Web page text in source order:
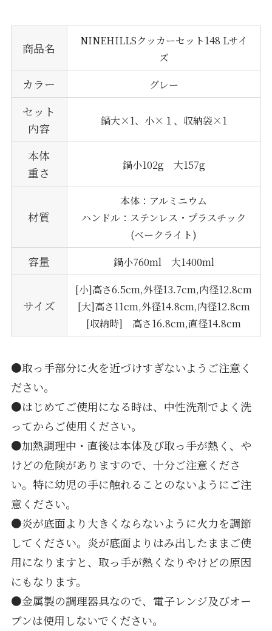
商品名
NINEHILLSクッカーセット148 Lサイ
ズ
カラー グレー
セット
内容
鍋大×1、小×１、収納袋×1
本体
重さ
鍋小102g 大157g
材質
本体：アルミニウム
ハンドル：ステンレス・プラスチック
(ベークライト)
容量 鍋小760ml 大1400ml
サイズ
[小]高さ6.5cm,外径13.7cm,内径12.8cm
[大]高さ11cm,外径14.8cm,内径12.8cm
[収納時] 高さ16.8cm,直径14.8cm
●取っ手部分に火を近づけすぎないようご注意く
ださい。
●はじめてご使用になる時は、中性洗剤でよく洗
ってからご使用ください。
●加熱調理中・直後は本体及び取っ手が熱く、や
けどの危険がありますので、十分ご注意くださ
い。特に幼児の手に触れることのないようにご注
意ください。
●炎が底面より大きくならないように火力を調節
してください。炎が底面よりはみ出したままご使
用になりますと、取っ手が熱くなりやけどの原因
にもなります。
●金属製の調理器具なので、電子レンジ及びオー
ブンは使用しないでください。